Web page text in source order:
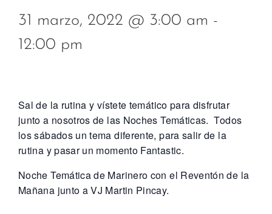
31 marzo, 2022 @ 3:00 am -
12:00 pm
Sal de la rutina y vístete temático para disfrutar
junto a nosotros de las Noches Temáticas. Todos
los sábados un tema diferente, para salir de la
rutina y pasar un momento Fantastic.
Noche Temática de Marinero con el Reventón de la
Mañana junto a VJ Martin Pincay.